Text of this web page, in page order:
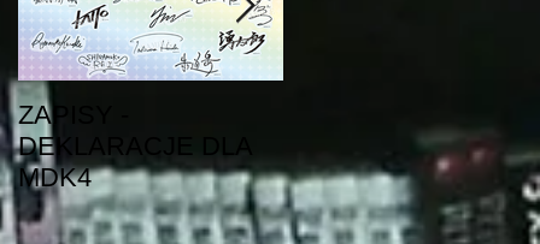
ZAPISY -
DEKLARACJE DLA
MDK4